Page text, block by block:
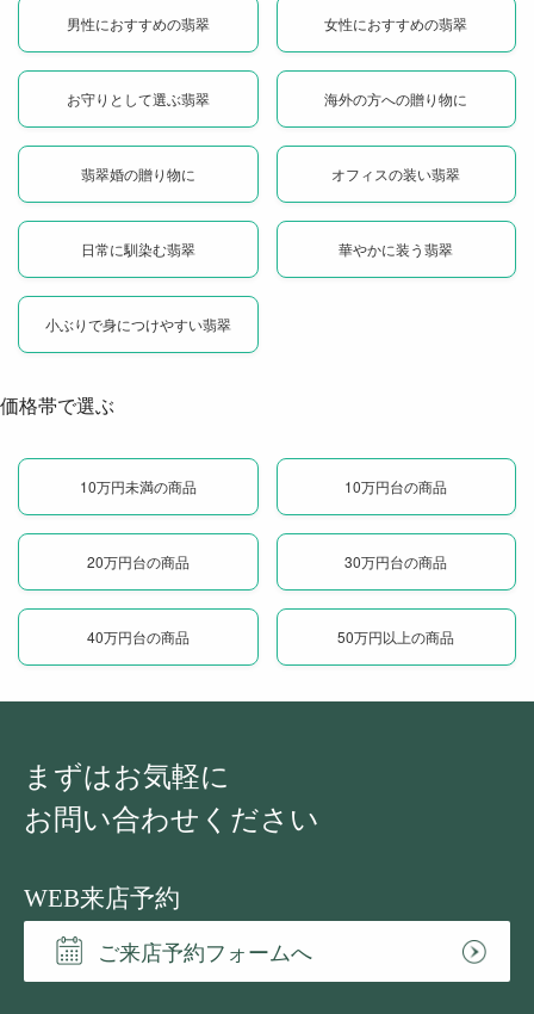
男性におすすめの翡翠 女性におすすめの翡翠
お守りとして選ぶ翡翠 海外の方への贈り物に
翡翠婚の贈り物に オフィスの装い翡翠
日常に馴染む翡翠 華やかに装う翡翠
小ぶりで身につけやすい翡翠
価格帯で選ぶ
10万円未満の商品 10万円台の商品
20万円台の商品 30万円台の商品
40万円台の商品 50万円以上の商品
まずはお気軽に
お問い合わせください
WEB来店予約
ご来店予約フォームへ